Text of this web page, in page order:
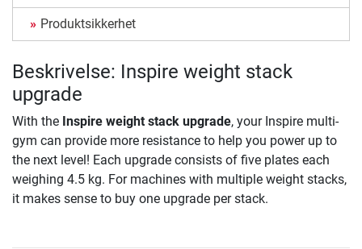
Produktsikkerhet
Beskrivelse: Inspire weight stack
upgrade
With the Inspire weight stack upgrade, your Inspire multi-
gym can provide more resistance to help you power up to
the next level! Each upgrade consists of five plates each
weighing 4.5 kg. For machines with multiple weight stacks,
it makes sense to buy one upgrade per stack.